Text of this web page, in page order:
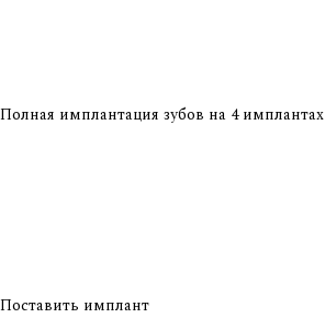
Полная имплантация зубов на 4 имплантах
Поставить имплант